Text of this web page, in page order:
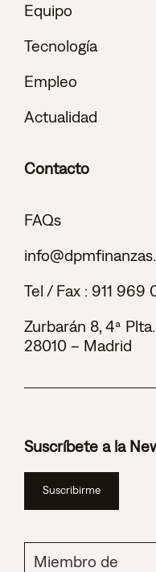
Equipo
Tecnología
Empleo
Actualidad
Contacto
FAQs
Tel / Fax : 911 969
Zurbarán 8, 4ª Plta.
28010 – Madrid
Suscríbete a la
Suscribirme
Miembro de